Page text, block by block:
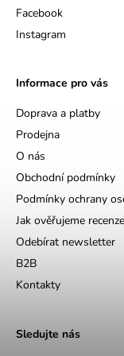
Facebook
Instagram
Informace pro vás
Doprava a platby
Prodejna
O nás
Obchodní podmínky
Podmínky ochrany
Jak ověřujeme recenze
Odebírat newsletter
B2B
Kontakty
Sledujte nás